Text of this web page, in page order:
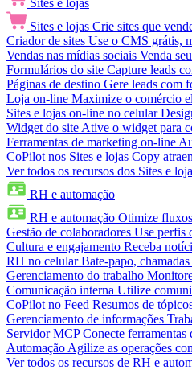
Sites e lojas
Sites e lojas Crie sites que
Criador de sites Use o CMS grátis,
Vendas nas mídias sociais Venda
Formulários do site Capture leads
Páginas de destino Gere leads com
Loja on-line Maximize o comércio
Sites e lojas on-line no celular
Widget do site Ative o widget para
Ferramentas de marketing on-line
CoPilot nos Sites e lojas Copy
Ver todos os recursos dos Sites e
RH e automação
RH e automação Otimize
Gestão de colaboradores Use perfis
Cultura e engajamento Receba
RH no celular Bate-papo,
Gerenciamento do trabalho
Comunicação interna Utilize
CoPilot no Feed Resumos de
Gerenciamento de informações
Servidor MCP Conecte ferramentas
Automação Agilize as operações
Ver todos os recursos de RH e